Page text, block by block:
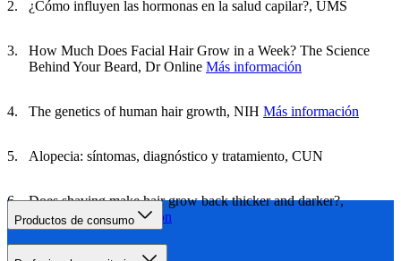
¿Cómo influyen las hormonas en la salud capilar?, UMS
How Much Does Facial Hair Grow in a Week? The Science
Behind Your Beard, Dr Online Más información
The genetics of human hair growth, NIH Más información
Alopecia: síntomas, diagnóstico y tratamiento, CUN
Does shaving make hair grow back thicker and darker?,
UTexas Más información
Productos de consumo